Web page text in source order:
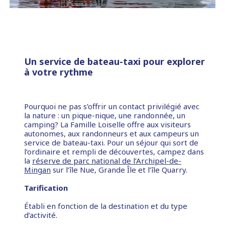
Un service de bateau-taxi pour explorer
à votre rythme
Pourquoi ne pas s’offrir un contact privilégié avec
la nature : un pique-nique, une randonnée, un
camping? La Famille Loiselle offre aux visiteurs
autonomes, aux randonneurs et aux campeurs un
service de bateau-taxi. Pour un séjour qui sort de
l’ordinaire et rempli de découvertes, campez dans
la réserve de parc national de l’Archipel-de-
Mingan sur l’île Nue, Grande Île et l’île Quarry.
Tarification
Établi en fonction de la destination et du type
d’activité.